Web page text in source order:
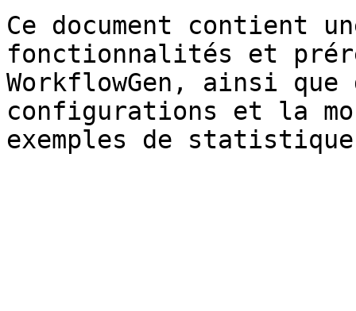
Ce document contient
fonctionnalités et
WorkflowGen, ainsi
configurations et la